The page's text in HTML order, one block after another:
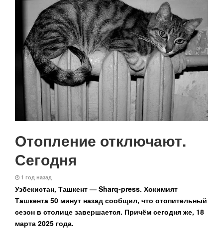
Отопление отключают.
Сегодня
1 год назад
Узбекистан, Ташкент — Sharq-press. Хокимият
Ташкента 50 минут назад сообщил, что отопительный
сезон в столице завершается. Причём сегодня же, 18
марта 2025 года.